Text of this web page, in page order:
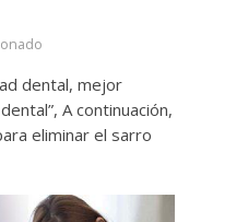
dental, mejor
A continuación,
eliminar el sarro